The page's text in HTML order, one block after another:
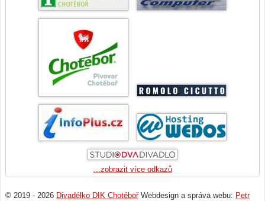
...zobrazit více odkazů
© 2019 - 2026 Divadélko DIK ChotěbořWebdesign a správa webu: Petr